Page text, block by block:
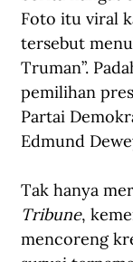
Foto itu viral
tersebut
Truman”.
pemilihan
Partai
Edmund
Tak hanya
Tribune,
mencoreng